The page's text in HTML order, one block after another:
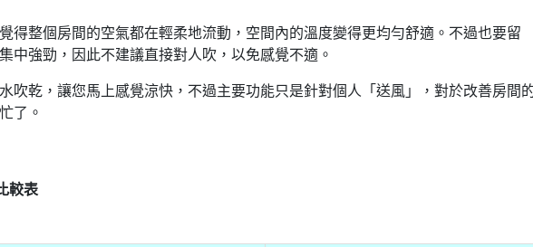
得整個房間的空氣都在輕柔地流動，空間內的溫度變得更均勻舒適。不過也要留
中強勁，因此不建議直接對人吹，以免感覺不適。
吹乾，讓您馬上感覺涼快，不過主要功能只是針對個人「送風」，對於改善房間
了。
較表